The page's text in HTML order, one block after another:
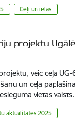
Ceļi un ielas
projektu Ugālē
veic ceļa UG-
un ceļa
vietas
aktualitātes 2025